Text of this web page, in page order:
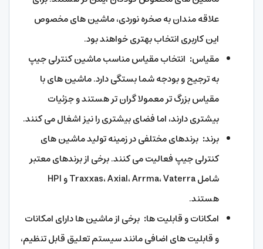
علاقه مندان به صخره نوردی، ماشین های مخصوص
این کاربری انتخاب بهتری خواهند بود.
مقیاس: انتخاب مقیاس مناسب ماشین کنترلی جیپ
به ترجیح و بودجه شما بستگی دارد. ماشین های با
مقیاس بزرگ تر معمولا گران تر هستند و جزئیات
بیشتری دارند، اما فضای بیشتری را نیز اشغال می کنند.
برند: برندهای مختلفی در زمینه تولید ماشین های
کنترلی جیپ فعالیت می کنند. برخی از برندهای معتبر
شامل Traxxas، Axial، Arrma، Vaterra و HPI
هستند.
امکانات و قابلیت ها: برخی از ماشین ها دارای امکانات
و قابلیت های اضافی مانند سیستم تعلیق قابل تنظیم،